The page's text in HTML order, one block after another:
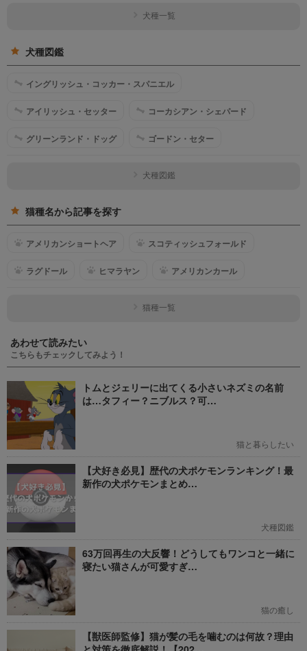
犬種一覧
犬種図鑑
イングリッシュ・コッカー・スパニエル
アイリッシュ・セッター コーカシアン・シェパード
グリーンランド・ドッグ ゴードン・セター
犬種図鑑
猫種名から記事を探す
アメリカンショートヘア スコティッシュフォールド
ラグドール ヒマラヤン アメリカンカール
猫種一覧
あわせて読みたい
こちらもチェックしてみよう！
トムとジェリーに出てくる小さいネズミの名前
は…タフィー？ニブルス？可…
猫と暮らしたい
【犬好き必見】歴代の犬ポケモンランキング！最
新作の犬ポケモンまとめ…
犬種図鑑
63万回再生の大反響！どうしてもワンコと一緒に
寝たい猫さんが可愛すぎ…
猫の癒し
【獣医師監修】猫が髪の毛を噛むのは何故？理由